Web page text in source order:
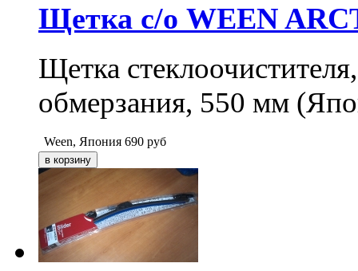
Щетка с/о WEEN
Щетка
обмерзания, 550 мм
Ween, Япония 690 руб